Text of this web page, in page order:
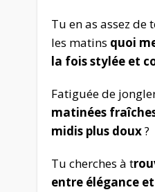
Tu en as assez de
les matins quoi
la fois stylée et
Fatiguée de
matinées
midis plus doux?
Tu cherches à t
entre élégance